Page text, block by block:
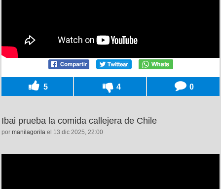
5 4 0
Ibai prueba la comida callejera de Chile
por manilagorila el 13 dic 2025, 22:00